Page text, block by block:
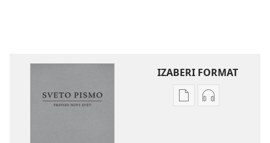
IZABERI FORMAT
FormatiFormati